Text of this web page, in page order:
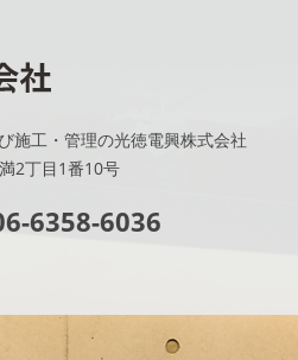
施工・管理の光徳電興株式会社
2丁目1番10号
6358-6036